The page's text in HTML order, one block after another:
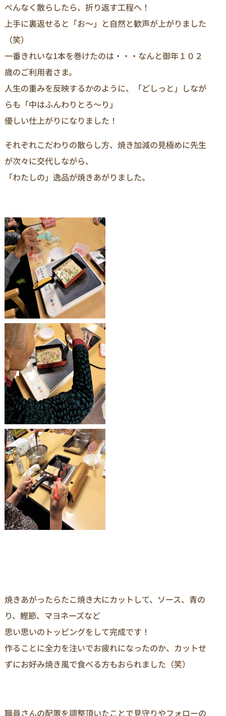
べんなく散らしたら、折り返す工程へ！
上手に裏返せると「お～」と自然と歓声が上がりました
（笑）
一番きれいな1本を巻けたのは・・・なんと御年１０２
歳のご利用者さま。
人生の重みを反映するかのように、「どしっと」しなが
らも「中はふんわりとろ～り」
優しい仕上がりになりました！
それぞれこだわりの散らし方、焼き加減の見極めに先生
が次々に交代しながら、
「わたしの」逸品が焼きあがりました。
焼きあがったらたこ焼き大にカットして、ソース、青の
り、鰹節、マヨネーズなど
思い思いのトッピングをして完成です！
作ることに全力を注いでお疲れになったのか、カットせ
ずにお好み焼き風で食べる方もおられました（笑）
職員さんの配置を調整頂いたことで見守りやフォローの